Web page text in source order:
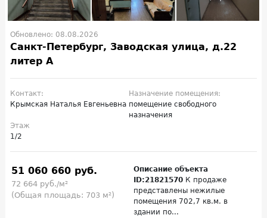
Обновлено: 08.08.2026
Санкт-Петербург, Заводская улица, д.22
литер А
Контакт:
Крымская Наталья Евгеньевна
Назначение помещения:
помещение свободного
назначения
Этаж
1/2
51 060 660 руб.
72 664 руб./м²
(Общая площадь: 703 м²)
Описание объекта
ID:21821570 К продаже
представлены нежилые
помещения 702,7 кв.м. в
здании по...